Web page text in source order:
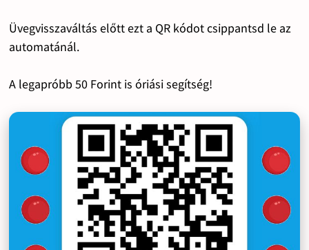
Üvegvisszaváltás előtt ezt a QR kódot csippantsd le az
automatánál.
A legapróbb 50 Forint is óriási segítség!